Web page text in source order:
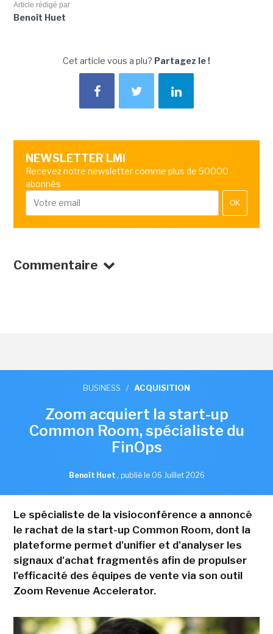
Article rédigé par
Benoît Huet
Cet article vous a plu? Partagez le !
NEWSLETTER LMI
Recevez notre newsletter comme plus de 50000
abonnés
OK
Commentaire
BUSINESS / ACQUISITION
Zoom acquiert la start-up
Common Room, spécialiste du
FinOps
Benoît Huet , publié le 06 Juillet 2026
Le spécialiste de la visioconférence a annoncé
le rachat de la start-up Common Room, dont la
plateforme permet d'unifier et d'analyser les
signaux d'achat fragmentés afin de propulser
l'efficacité des équipes de vente via son outil
Zoom Revenue Accelerator.